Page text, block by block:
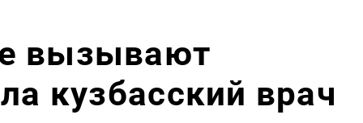
вызывают
кузбасский врач